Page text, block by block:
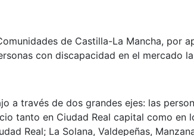
de Castilla-La Mancha, por
con discapacidad en el mercado
a través de dos grandes ejes: las
tanto en Ciudad Real capital como en
Real; La Solana, Valdepeñas,